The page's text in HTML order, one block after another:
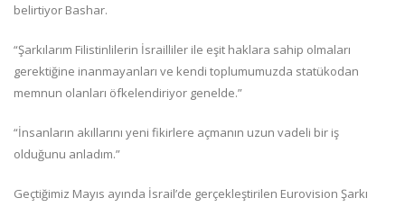
belirtiyor Bashar.
“Şarkılarım Filistinlilerin İsrailliler ile eşit haklara sahip olmaları
gerektiğine inanmayanları ve kendi toplumumuzda statükodan
memnun olanları öfkelendiriyor genelde.”
“İnsanların akıllarını yeni fikirlere açmanın uzun vadeli bir iş
olduğunu anladım.”
Geçtiğimiz Mayıs ayında İsrail’de gerçekleştirilen Eurovision Şarkı